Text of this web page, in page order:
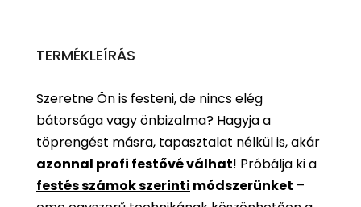
TERMÉKLEÍRÁS
Szeretne Ön is festeni, de nincs elég
bátorsága vagy önbizalma? Hagyja a
töprengést másra, tapasztalat nélkül is, akár
azonnal profi festővé válhat! Próbálja ki a
festés számok szerinti módszerünket –